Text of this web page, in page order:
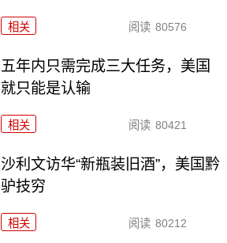
相关 阅读 80576
五年内只需完成三大任务，美国
就只能是认输
相关 阅读 80421
沙利文访华“新瓶装旧酒”，美国黔
驴技穷
相关 阅读 80212